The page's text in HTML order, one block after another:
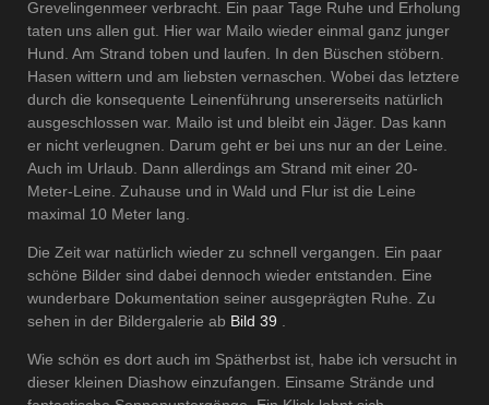
Grevelingenmeer verbracht. Ein paar Tage Ruhe und Erholung
taten uns allen gut. Hier war Mailo wieder einmal ganz junger
Hund. Am Strand toben und laufen. In den Büschen stöbern.
Hasen wittern und am liebsten vernaschen. Wobei das letztere
durch die konsequente Leinenführung unsererseits natürlich
ausgeschlossen war. Mailo ist und bleibt ein Jäger. Das kann
er nicht verleugnen. Darum geht er bei uns nur an der Leine.
Auch im Urlaub. Dann allerdings am Strand mit einer 20-
Meter-Leine. Zuhause und in Wald und Flur ist die Leine
maximal 10 Meter lang.
Die Zeit war natürlich wieder zu schnell vergangen. Ein paar
schöne Bilder sind dabei dennoch wieder entstanden. Eine
wunderbare Dokumentation seiner ausgeprägten Ruhe. Zu
sehen in der Bildergalerie ab Bild 39
Wie schön es dort auch im Spätherbst ist, habe ich versucht in
dieser kleinen Diashow einzufangen. Einsame Strände und